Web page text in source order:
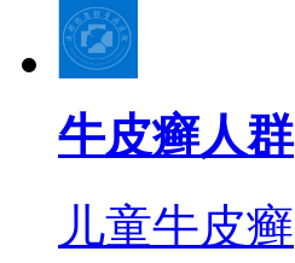
牛皮癣人群
儿童牛皮癣